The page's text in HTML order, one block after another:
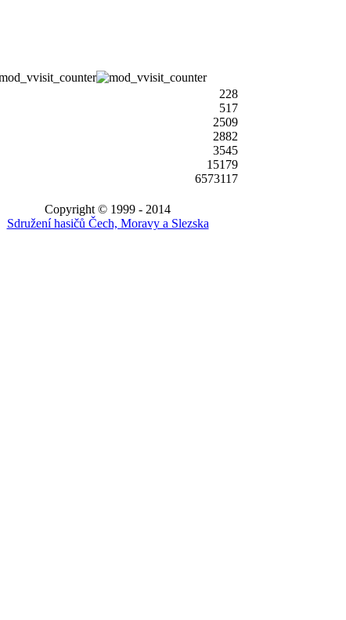
228
517
2509
2882
3545
15179
6573117
Copyright © 1999 - 2014
Sdružení hasičů Čech, Moravy a Slezska